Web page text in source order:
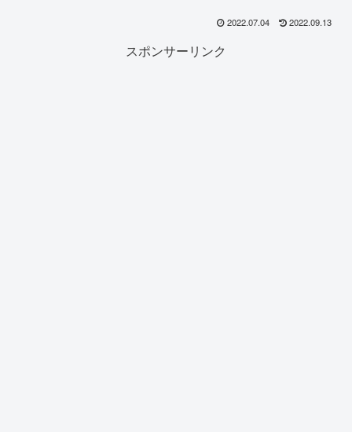
2022.07.04 2022.09.13
スポンサーリンク